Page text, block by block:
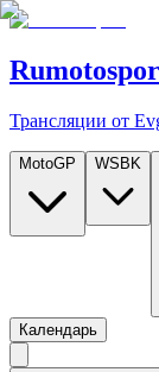
Трансляции от
MotoGP WSBK
Календарь